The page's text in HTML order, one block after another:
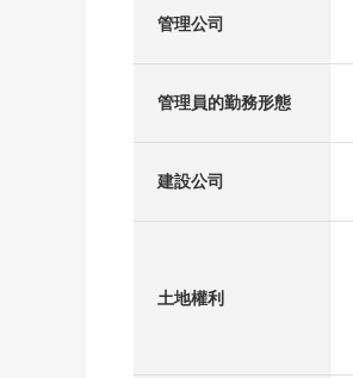
管理公司
管理員的勤務形態
建設公司
土地權利